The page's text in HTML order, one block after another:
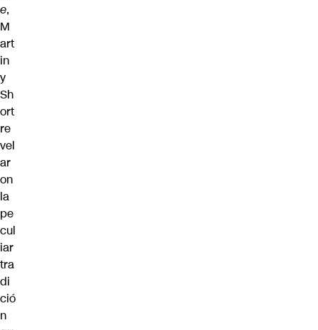
e,
M
art
in
y
Sh
ort
re
vel
ar
on
la
pe
cul
iar
tra
di
ció
n